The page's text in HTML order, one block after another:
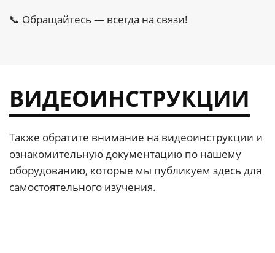
📞 Обращайтесь — всегда на связи!
ВИДЕОИНСТРУКЦИИ
Также обратите внимание на видеоинструкции и
ознакомительную документацию по нашему
оборудованию, которые мы публикуем здесь для
самостоятельного изучения.